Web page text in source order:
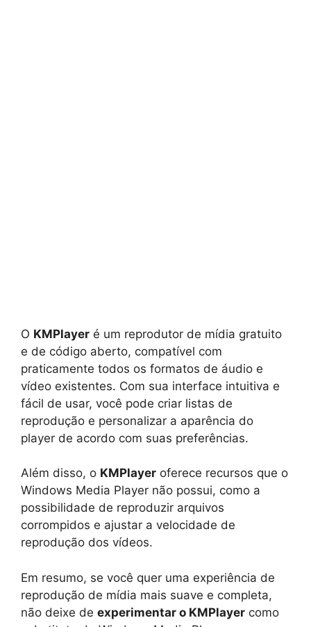
O KMPlayer é um reprodutor de mídia gratuito
e de código aberto, compatível com
praticamente todos os formatos de áudio e
vídeo existentes. Com sua interface intuitiva e
fácil de usar, você pode criar listas de
reprodução e personalizar a aparência do
player de acordo com suas preferências.
Além disso, o KMPlayer oferece recursos que o
Windows Media Player não possui, como a
possibilidade de reproduzir arquivos
corrompidos e ajustar a velocidade de
reprodução dos vídeos.
Em resumo, se você quer uma experiência de
reprodução de mídia mais suave e completa,
não deixe de experimentar o KMPlayer como